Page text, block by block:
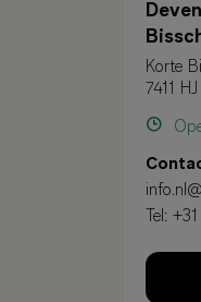
Korte
7411
Tel: